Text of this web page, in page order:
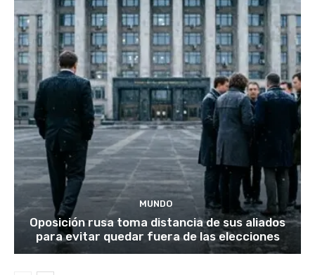
MUNDO
Oposición rusa toma distancia de sus aliados
para evitar quedar fuera de las elecciones